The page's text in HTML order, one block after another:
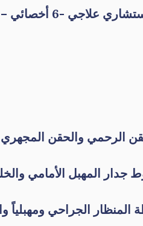
الرحمي والحقن المجهري
الجراحي ومهبلياً